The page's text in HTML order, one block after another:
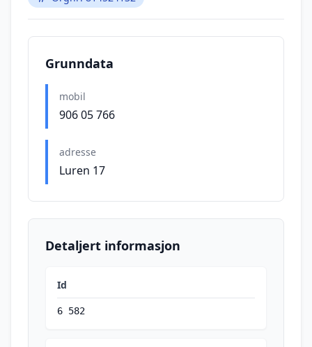
Grunndata
mobil
906 05 766
adresse
Luren 17
Detaljert informasjon
Id
6 582